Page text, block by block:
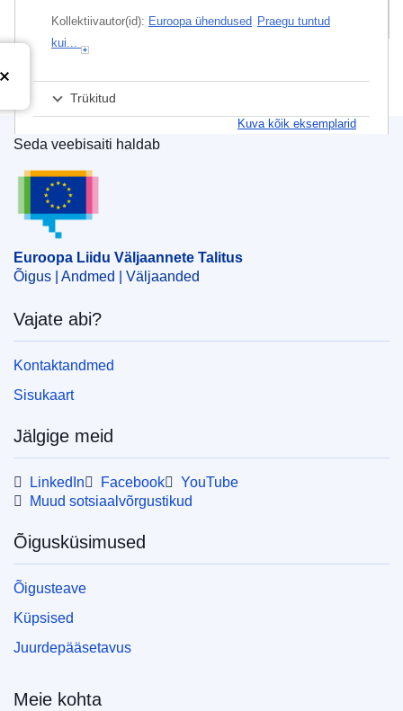
Pakett
Kollektiivautor(id): Euroopa ühendused Praegu tuntud
kui...
Trükitud
Kuva kõik eksemplarid
Euroopa Liidu Väljaannete Talitus
Seda veebisaiti haldab
Euroopa Liidu Väljaannete Talitus
Õigus | Andmed | Väljaanded
Vajate abi?
Kontaktandmed
Sisukaart
Jälgige meid
LinkedIn Facebook
YouTube
Muud sotsiaalvõrgustikud
Õigusküsimused
Õigusteave
Küpsised
Juurdepääsetavus
Meie kohta